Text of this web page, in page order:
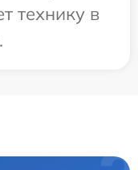
технику в